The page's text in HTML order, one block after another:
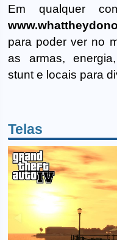
Em qualquer
para poder ver no
as armas,
stunt e locais para
Telas